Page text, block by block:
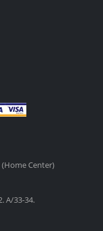
(Home Center)
A/33-34.